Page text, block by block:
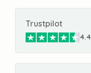
Trustpilot
4.4